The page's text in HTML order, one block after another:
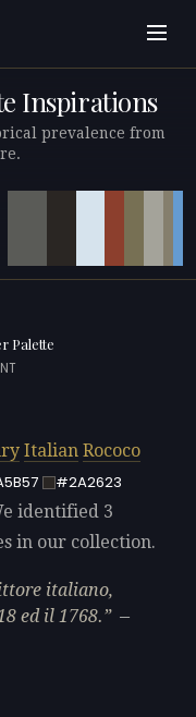
Inspirations
prevalence from
Palette
Italian Rococo
#2A2623
identified 3
in our collection.
italiano,
ed il 1768.
—